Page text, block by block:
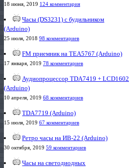
18 июня, 2019 124 комментария
Часы (DS3231) с будильником
(Arduino)
25 июля, 2018 98 комментариев
FM приемник на TEA5767 (Arduino)
17 января, 2019 78 комментариев
Аудиопроцессор TDA7419 + LCD1602
(Arduino)
10 апреля, 2019 68 комментариев
TDA7719 (Arduino)
15 июля, 2019 67 комментариев
Ретро часы на ИВ-22 (Arduino)
30 октября, 2019 59 комментариев
Часы на светодиодных